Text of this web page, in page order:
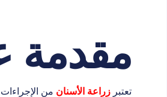
مقدمة
تعتبر زراعة الأسنان من